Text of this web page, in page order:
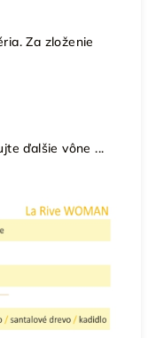
Za zloženie
ďalšie vône ...